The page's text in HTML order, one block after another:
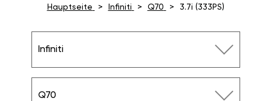
Hauptseite Infiniti Q70 3.7i (333PS)
Infiniti
Q70